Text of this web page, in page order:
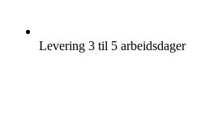
Levering 3 til 5 arbeidsdager